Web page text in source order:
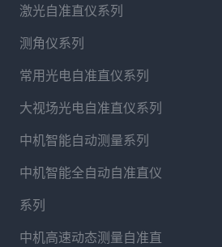
激光自准直仪系列
测角仪系列
常用光电自准直仪系列
大视场光电自准直仪系列
中机智能自动测量系列
中机智能全自动自准直仪
系列
中机高速动态测量自准直